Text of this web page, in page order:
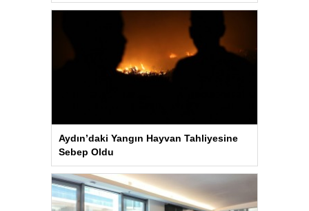
Aydın’daki Yangın Hayvan Tahliyesine
Sebep Oldu